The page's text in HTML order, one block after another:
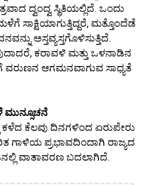
ದ್ವಂದ್ವ ಸ್ಥಿತಿಯಲ್ಲಿದೆ. ಒಂದು
ಸಾಕ್ಷಿಯಾಗುತ್ತಿದ್ದರೆ, ಮತ್ತೊಂದೆಡೆ
ಅಸ್ತವ್ಯಸ್ತಗೊಳಿಸುತ್ತಿದೆ.
ಕರಾವಳಿ ಮತ್ತು ಒಳನಾಡಿನ
ವರುಣನ ಆಗಮನವಾಗುವ ಸಾಧ್ಯತೆ
ಮುನ್ಸೂಚನೆ
ಕೆಲವು ದಿನಗಳಿಂದ ಏರುಪೇರು
ಗಾಳಿಯ ಪ್ರಭಾವದಿಂದಾಗಿ ರಾಜ್ಯದ
ವಾತಾವರಣ ಬದಲಾಗಿದೆ.